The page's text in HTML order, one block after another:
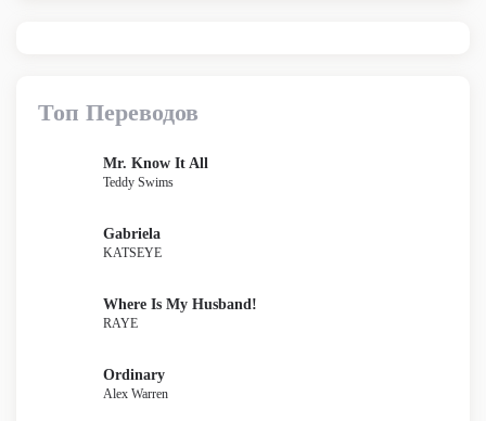
Топ Переводов
Mr. Know It All
Teddy Swims
Gabriela
KATSEYE
Where Is My Husband!
RAYE
Ordinary
Alex Warren